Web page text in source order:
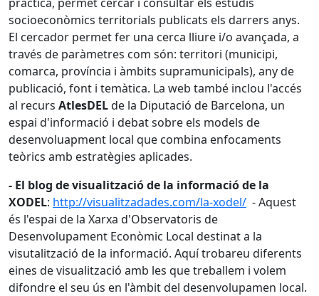
socioeconòmics territorials publicats els darrers anys.
El cercador permet fer una cerca lliure i/o avançada, a
través de paràmetres com són: territori (municipi,
comarca, província i àmbits supramunicipals), any de
publicació, font i temàtica. La web també inclou l'accés
al recurs AtlesDELde la Diputació de Barcelona, un
espai d'informació i debat sobre els models de
desenvoluapment local que combina enfocaments
teòrics amb estratègies aplicades.
- El blog de visualització de la informació de la
XODEL: http://visualitzadades.com/la-xodel/ - Aquest
és l'espai de la Xarxa d'Observatoris de
Desenvolupament Econòmic Local destinat a la
visutalització de la informació. Aquí trobareu diferents
eines de visualització amb les que treballem i volem
difondre el seu ús en l'àmbit del desenvolupamen local.